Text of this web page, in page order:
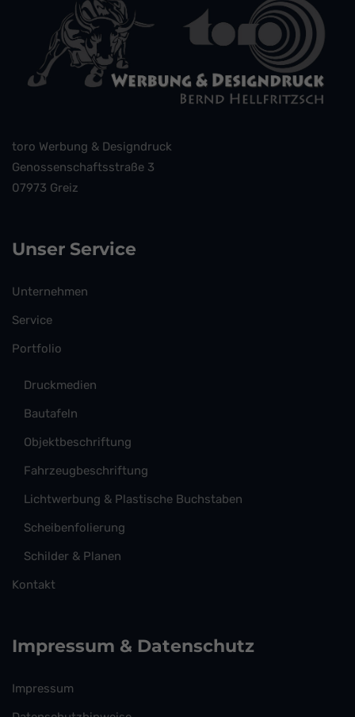
toro Werbung & Designdruck
Genossenschaftsstraße 3
07973 Greiz
Unser Service
Unternehmen
Service
Portfolio
Druckmedien
Bautafeln
Objektbeschriftung
Fahrzeugbeschriftung
Lichtwerbung & Plastische Buchstaben
Scheibenfolierung
Schilder & Planen
Kontakt
Impressum & Datenschutz
Impressum